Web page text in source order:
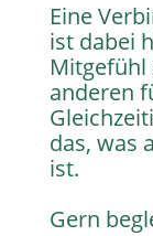
Eine
ist dabei
Mitgefühl
anderen
das, was
ist.
Gern